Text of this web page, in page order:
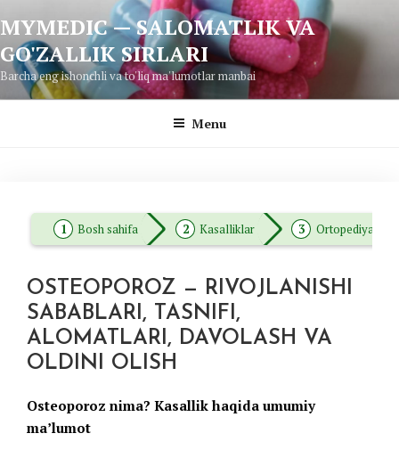
to
content
MYMEDIC — SALOMATLIK VA
GO'ZALLIK SIRLARI
Barcha eng ishonchli va to'liq ma'lumotlar manbai
Menu
Bosh sahifa Kasalliklar Ortopediya
OSTEOPOROZ — RIVOJLANISHI
SABABLARI, TASNIFI,
ALOMATLARI, DAVOLASH VA
OLDINI OLISH
Osteoporoz nima? Kasallik haqida umumiy
ma’lumot